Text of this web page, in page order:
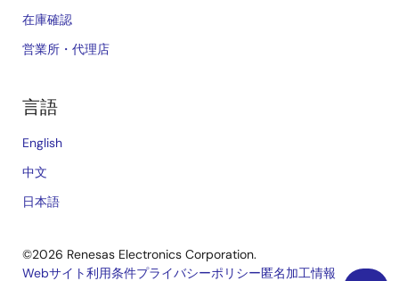
在庫確認
営業所・代理店
言語
English
中文
日本語
©2026 Renesas Electronics Corporation.
Webサイト利用条件プライバシーポリシー匿名加工情報